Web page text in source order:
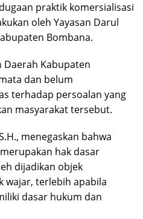
praktik komersialisasi
oleh Yayasan Darul
Bombana.
Daerah Kabupaten
dan belum
terhadap persoalan yang
masyarakat tersebut.
menegaskan bahwa
hak dasar
dijadikan objek
wajar, terlebih apabila
dasar hukum dan